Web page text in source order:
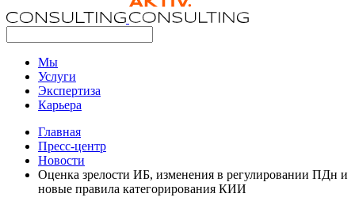
Мы
Услуги
Экспертиза
Карьера
Главная
Пресс-центр
Новости
Оценка зрелости ИБ, изменения в регулировании ПДн и
новые правила категорирования КИИ